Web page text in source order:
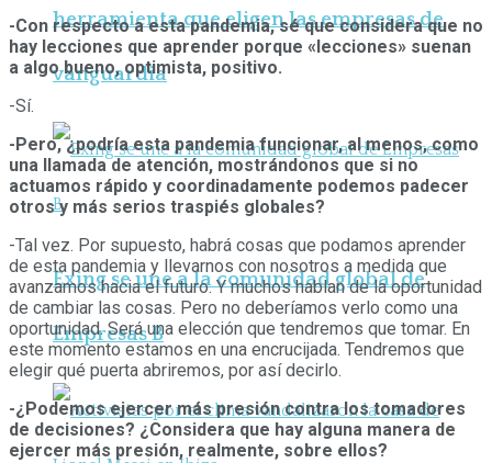
herramienta que eligen las empresas de
vanguardia
Exing se une a la comunidad global de
Empresas B
-Con respecto a esta pandemia, sé que considera que no
hay lecciones que aprender porque «lecciones» suenan
a algo bueno, optimista, positivo.
-Sí.
-Pero, ¿podría esta pandemia funcionar, al menos, como
una llamada de atención, mostrándonos que si no
actuamos rápido y coordinadamente podemos padecer
otros y más serios traspiés globales?
-Tal vez. Por supuesto, habrá cosas que podamos aprender
de esta pandemia y llevarnos con nosotros a medida que
avanzamos hacia el futuro. Y muchos hablan de la oportunidad
de cambiar las cosas. Pero no deberíamos verlo como una
oportunidad. Será una elección que tendremos que tomar. En
este momento estamos en una encrucijada. Tendremos que
elegir qué puerta abriremos, por así decirlo.
-¿Podemos ejercer más presión contra los tomadores
de decisiones? ¿Considera que hay alguna manera de
ejercer más presión, realmente, sobre ellos?